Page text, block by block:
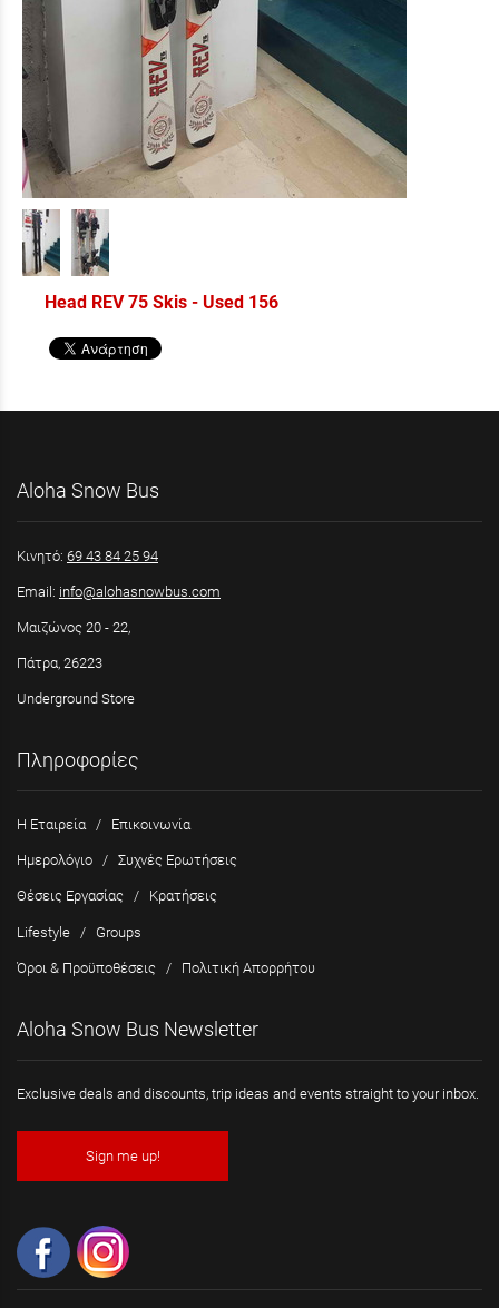
Head REV 75 Skis - Used 156
Aloha Snow Bus
Κινητό: 69 43 84 25 94
Email: info@alohasnowbus.com
Μαιζώνος 20 - 22,
Πάτρα, 26223
Underground Store
Πληροφορίες
Η Εταιρεία/ Επικοινωνία
Ημερολόγιο / Συχνές Ερωτήσεις
Θέσεις Εργασίας / Κρατήσεις
Lifestyle / Groups
Όροι & Προϋποθέσεις / Πολιτική Απορρήτου
Aloha Snow Bus Newsletter
Exclusive deals and discounts, trip ideas and events straight to your inbox.
Sign me up!